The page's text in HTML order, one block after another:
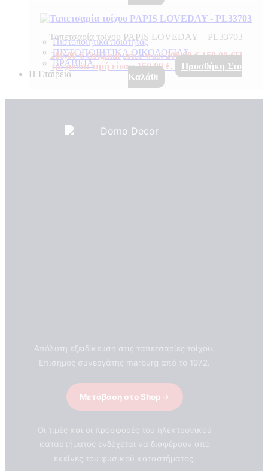
Πιστοποιητικά ποιότητας
ΠΙΣΤΟΠΟΙΗΤΙΚΑ ΟΙΚΟΛΟΓΙΑΣ
ΒΡΑΒΕΙΑ
Η Εταιρεια
ΣΧΕΤΙΚΑ ΜΕ ΕΜΑΣ
Ταπετσαρία τοίχου PAPIS LOVEDAY – PL33703
200,00€ Original price was: 200,00 €.150,00€Η
τρέχουσα τιμή είναι: 150,00 €.
Προσθήκη Στο
Καλάθι
Απόλυτη εξειδίκευση στις ταπετσαρίες τοίχου.
Επίσημος συνεργάτης marburg από το 1972.
Μετάβαση στο Shop
Οι τιμές και οι προσφορές του ηλεκτρονικού
καταστήματος ενδέχεται να διαφέρουν από
εκείνες του φυσικού καταστήματος.